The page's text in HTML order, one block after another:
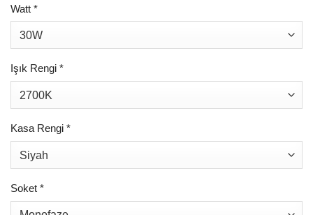
Watt *
Işık Rengi *
Kasa Rengi *
Soket *